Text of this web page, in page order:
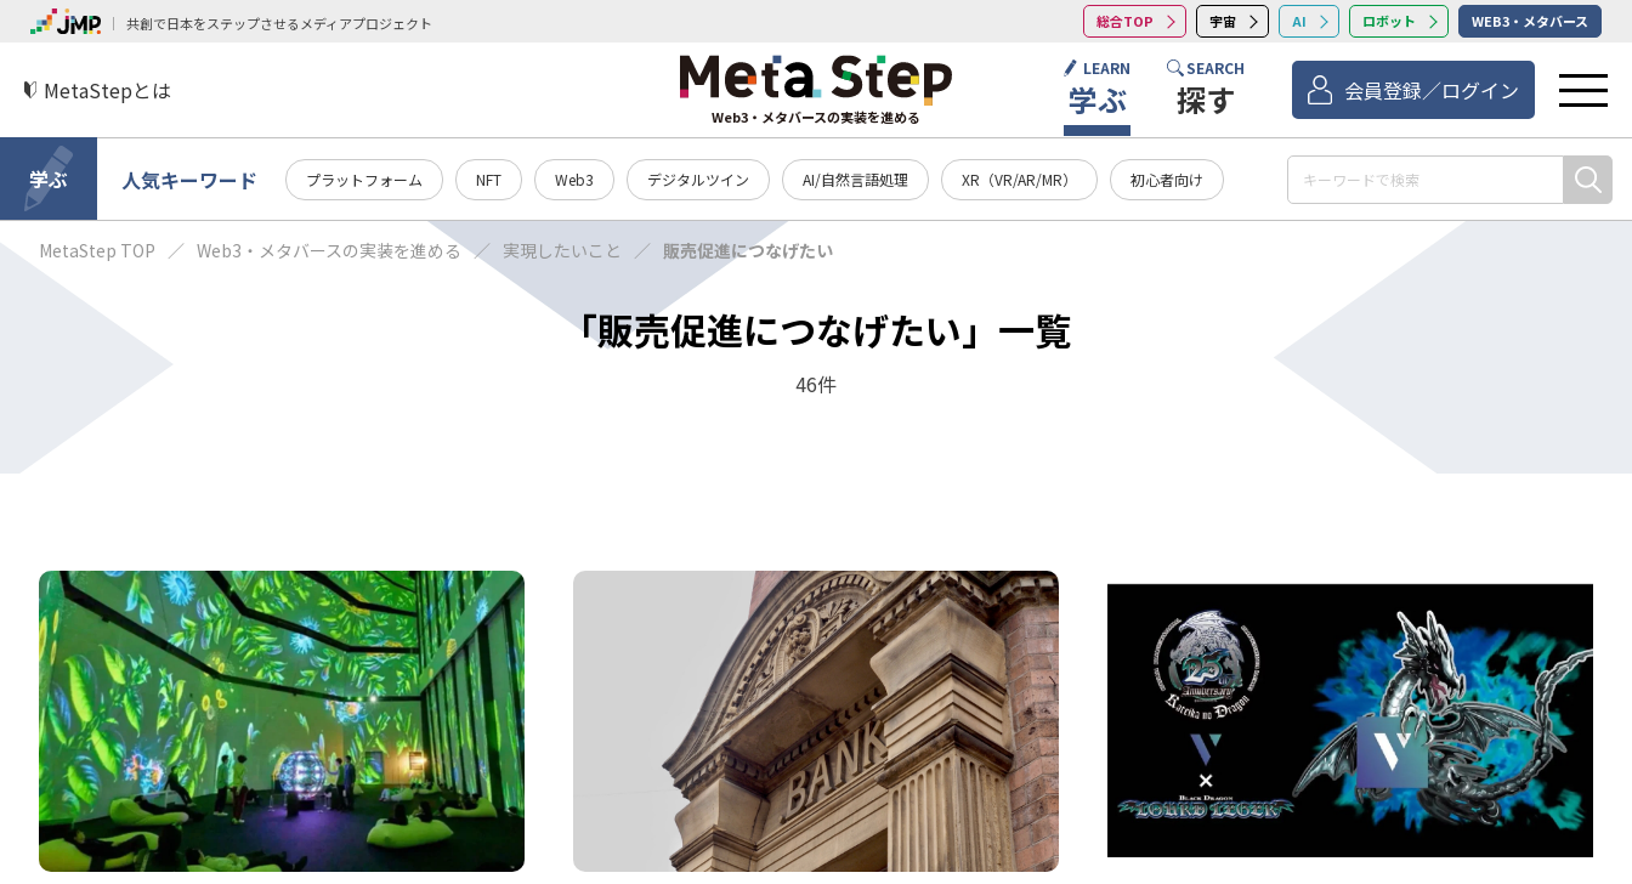
共創で日本をステップさせるメディアプロジェクト 総合TOP 宇宙 AI ロボット WEB3・メタバース
Web3・メタバースの実装を進める
MetaStepとは
LEARN
学ぶ
SEARCH
探す 会員登録／ログイン
学ぶ 人気キーワード プラットフォーム NFT Web3 デジタルツイン AI/自然言語処理 XR（VR/AR/MR） 初心者向け
MetaStep TOP Web3・メタバースの実装を進める 実現したいこと 販売促進につなげたい
「販売促進につなげたい」一覧
46件